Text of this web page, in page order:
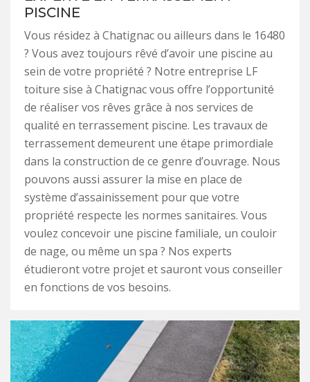
PISCINE
Vous résidez à Chatignac ou ailleurs dans le 16480
? Vous avez toujours rêvé d’avoir une piscine au
sein de votre propriété ? Notre entreprise LF
toiture sise à Chatignac vous offre l’opportunité
de réaliser vos rêves grâce à nos services de
qualité en terrassement piscine. Les travaux de
terrassement demeurent une étape primordiale
dans la construction de ce genre d’ouvrage. Nous
pouvons aussi assurer la mise en place de
système d’assainissement pour que votre
propriété respecte les normes sanitaires. Vous
voulez concevoir une piscine familiale, un couloir
de nage, ou même un spa ? Nos experts
étudieront votre projet et sauront vous conseiller
en fonctions de vos besoins.